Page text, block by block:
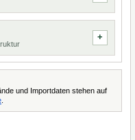
und Importdaten stehen auf